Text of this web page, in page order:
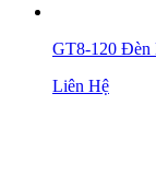
GT8-120 Đèn
Liên Hệ